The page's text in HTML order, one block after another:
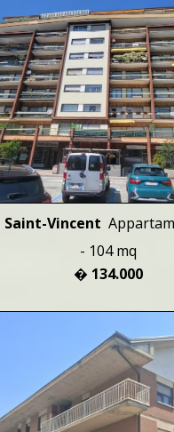
Saint-Vincent
- 104 mq
� 134.000